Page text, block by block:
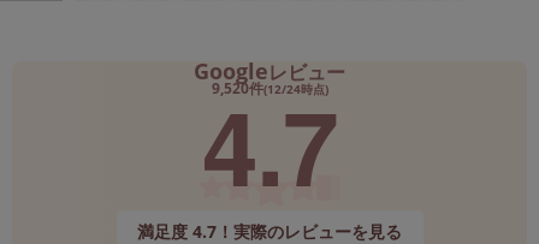
Googleレビュー
9,520件(12/24時点)
4.7
満足度 4.7！実際のレビューを見る
~